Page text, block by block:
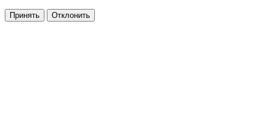
Принять Отклонить